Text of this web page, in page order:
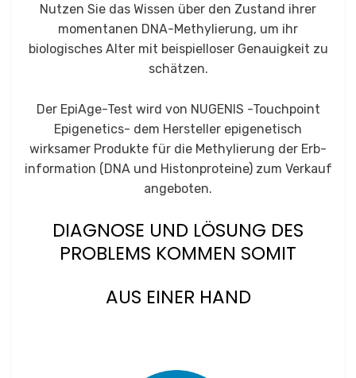
Nutzen Sie das Wissen über den Zustand ihrer
momentanen DNA-Methylierung, um ihr
biologisches Alter mit beispielloser Genauigkeit zu
schätzen.
Der EpiAge-Test wird von NUGENIS -Touchpoint
Epigenetics- dem Hersteller epigenetisch
wirksamer Produkte für die Methylierung der Erb­
information (DNA und Histonproteine) zum Verkauf
angeboten.
DIAGNOSE UND LÖSUNG DES
PROBLEMS KOMMEN SOMIT
AUS EINER HAND